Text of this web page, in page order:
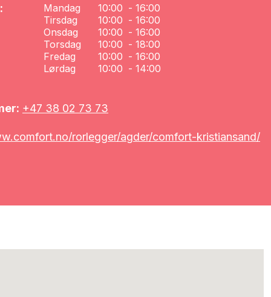
Mandag 10:00 - 16:00
Tirsdag
10:00 - 16:00
Onsdag
10:00 - 16:00
Torsdag
10:00 - 18:00
Fredag
10:00 - 16:00
Lørdag
10:00 - 14:00
+47 38 02 73 73
rorlegger/agder/comfort-kristiansand/